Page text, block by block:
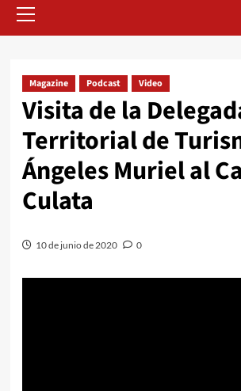
Magazine Podcast Video
Visita de la
Territorial de
Ángeles Muriel al
Culata
10 de junio de 2020 0